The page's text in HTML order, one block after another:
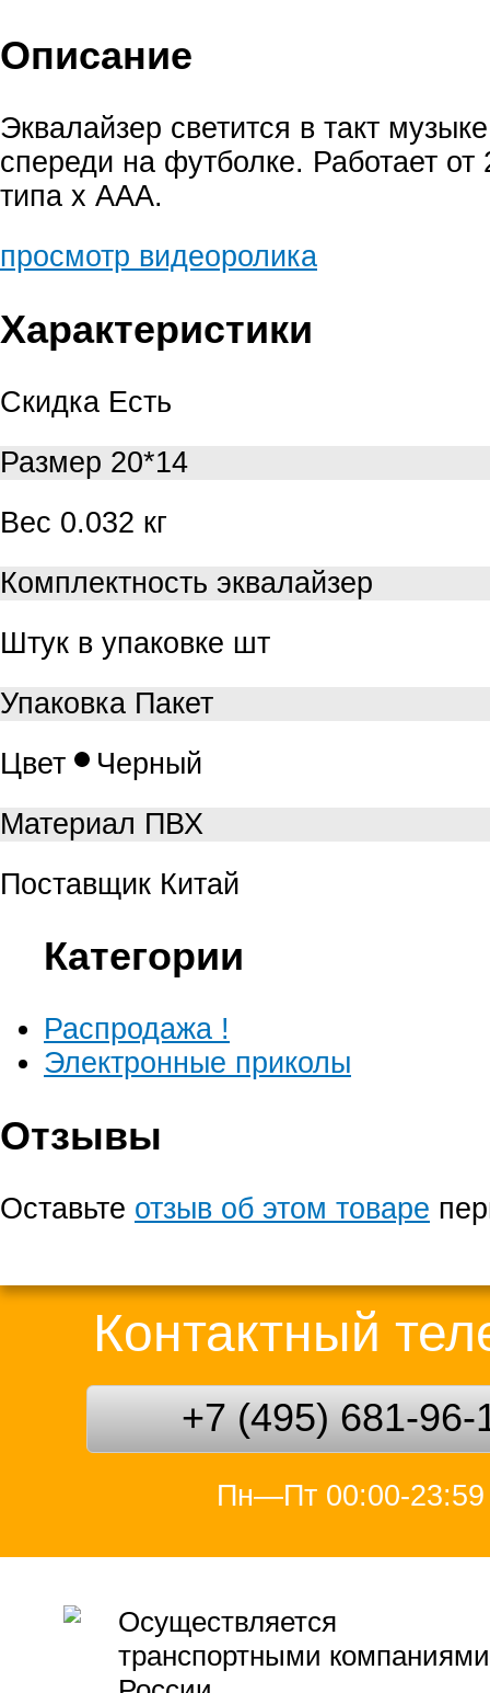
Описание
Эквалайзер светится в такт
спереди на футболке. Работает от
типа х ААА.
просмотр видеоролика
Характеристики
Скидка Есть
Размер 20*14
Вес 0.032 кг
Комплектность эквалайзер
Штук в упаковке шт
Упаковка Пакет
Цвет
Черный
Материал ПВХ
Поставщик Китай
Категории
Распродажа !
Электронные приколы
Отзывы
Оставьте отзыв об этом товаре
Контактный
+7 (495) 681-96-
Пн—Пт 00:00-23:59
Осуществляется
транспортными компаниями